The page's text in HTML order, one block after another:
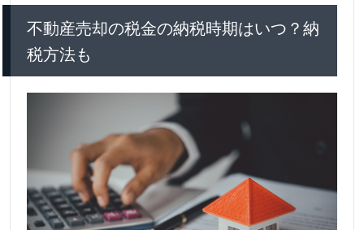
不動産売却の税金の納税時期はいつ？納
税方法も